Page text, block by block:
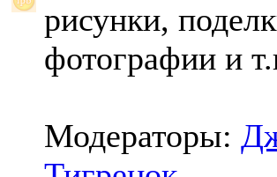
рисунки,
фотографии и
Модераторы: